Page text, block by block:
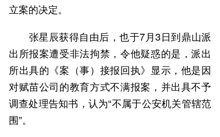
立案的决定。
张星辰获得自由后，也于7月3日到鼎山派
出所报案遭受非法拘禁，令他疑惑的是，派出
所出具的《案（事）接报回执》显示，他是因
对赋苗公司的教育方式不满报案，并出具不予
调查处理告知书，认为“不属于公安机关管辖范
围”。